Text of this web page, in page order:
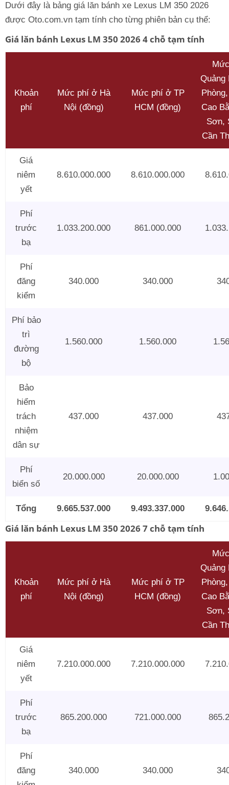
Dưới đây là bảng giá lăn bánh xe Lexus LM 350 2026
được Oto.com.vn tạm tính cho từng phiên bản cụ thể:
Giá lăn bánh Lexus LM 350 2026 4 chỗ tạm tính
Khoản
phí
Mức phí ở Hà
Nội (đồng)
Mức phí ở TP
HCM (đồng)
Quảng
Cao
Sơn,
Cần
Giá
niêm
yết
8.610.000.000 8.610.000.000
Phí
trước
bạ
1.033.200.000 861.000.000
Phí
đăng
kiểm
340.000 340.000
Phí bảo
trì
đường
bộ
1.560.000 1.560.000
Bảo
hiểm
trách
nhiệm
dân sự
437.000 437.000
Phí
biển số
20.000.000 20.000.000
Tổng 9.665.537.000 9.493.337.000
Giá lăn bánh Lexus LM 350 2026 7 chỗ tạm tính
Khoản
phí
Mức phí ở Hà
Nội (đồng)
Mức phí ở TP
HCM (đồng)
Quảng
Cao
Sơn,
Cần
Giá
niêm
yết
7.210.000.000 7.210.000.000
Phí
trước
bạ
865.200.000 721.000.000
Phí
đăng
340.000 340.000